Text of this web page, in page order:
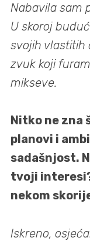
Nabavila sam
U skoroj
svojih vlastitih
zvuk koji
mikseve.
Nitko ne zna
planovi i
sadašnjost.
tvoji
nekom
Iskreno,